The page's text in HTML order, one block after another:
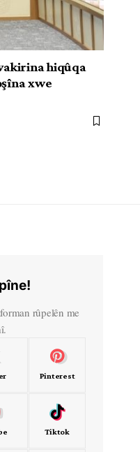
hiqûqa
xwe
rûpelên me
Pinterest
Tiktok